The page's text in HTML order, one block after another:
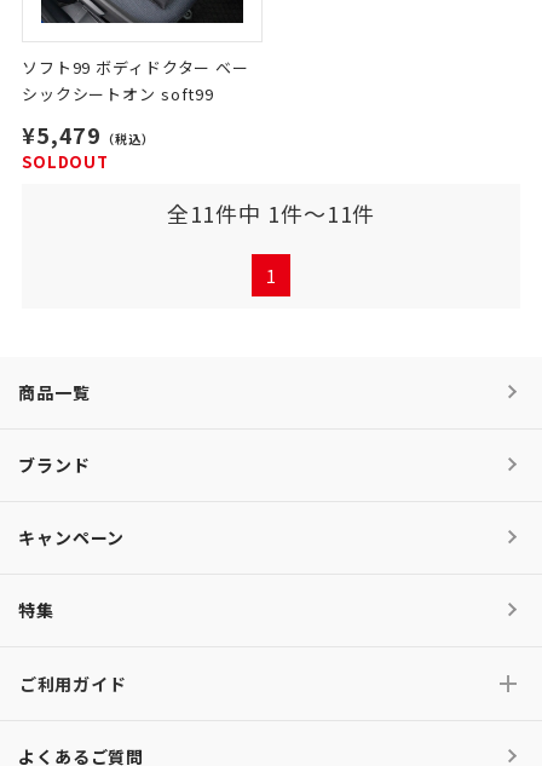
ソフト99 ボディドクター ベー
シックシートオン soft99
¥5,479 （税込）
SOLDOUT
全11件中 1件～11件
1
商品一覧
ブランド
キャンペーン
特集
ご利用ガイド
よくあるご質問